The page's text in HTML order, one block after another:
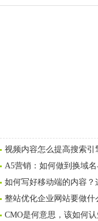
视频内容怎么提高搜索引
A5营销：如何做到换域
如何写好移动端的内容？
整站优化企业网站要做什
CMO是何意思，该如何认